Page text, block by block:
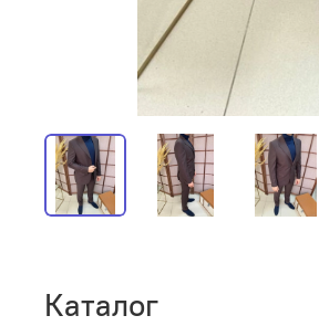
Каталог